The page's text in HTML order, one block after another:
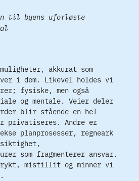
til byens uforløste
akkurat som
i dem. Likevel holdes vi
fysiske, men også
og mentale. Veier deler
blir stående en hel
privatiseres. Andre er
planprosesser, regneark
som fragmenterer ansvar.
frykt, mistillit og minner vi